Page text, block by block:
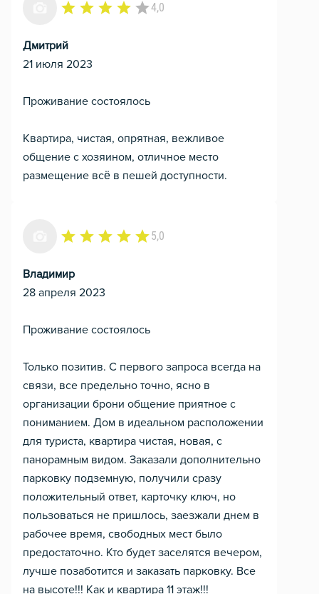
4,0
Дмитрий
21 июля 2023
Проживание состоялось
Квартира, чистая, опрятная, вежливое
общение с хозяином, отличное место
размещение всё в пешей доступности.
5,0
Владимир
28 апреля 2023
Проживание состоялось
Только позитив. С первого запроса всегда на
связи, все предельно точно, ясно в
организации брони общение приятное с
пониманием. Дом в идеальном расположении
для туриста, квартира чистая, новая, с
панорамным видом. Заказали дополнительно
парковку подземную, получили сразу
положительный ответ, карточку ключ, но
пользоваться не пришлось, заезжали днем в
рабочее время, свободных мест было
предостаточно. Кто будет заселятся вечером,
лучше позаботится и заказать парковку. Все
на высоте!!! Как и квартира 11 этаж!!!